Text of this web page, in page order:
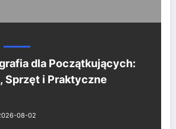
dla Początkujących:
Sprzęt i Praktyczne
08-02